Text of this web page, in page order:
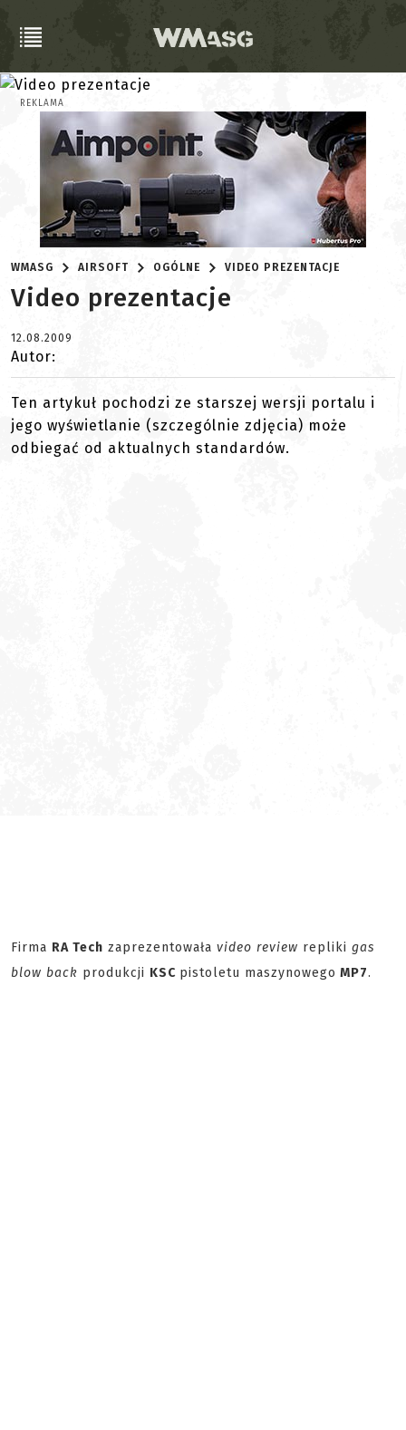
REKLAMA
WMASG AIRSOFT OGÓLNE VIDEO PREZENTACJE
Video prezentacje
12.08.2009
Autor:
Ten artykuł pochodzi ze starszej wersji portalu i
jego wyświetlanie (szczególnie zdjęcia) może
odbiegać od aktualnych standardów.
Firma RA Tech zaprezentowała video review repliki gas
blow back produkcji KSC pistoletu maszynowego MP7.